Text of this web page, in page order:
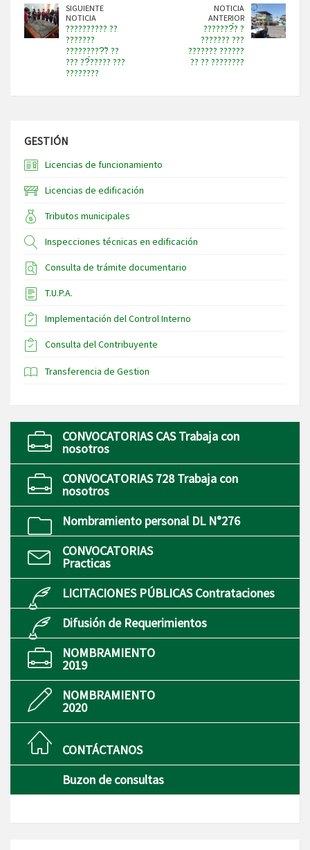
SIGUIENTE
NOTICIA
?????????? ??
???????
?????????̃? ??
??? ??́????? ???
????????
NOTICIA
ANTERIOR
???????́? ?
??????? ???
??????? ??????
?? ?? ????????
GESTIÓN
Licencias de funcionamiento
Licencias de edificación
Tributos municipales
Inspecciones técnicas en edificación
Consulta de trámite documentario
T.U.P.A.
Implementación del Control Interno
Consulta del Contribuyente
Transferencia de Gestion
CONVOCATORIAS CAS Trabaja con
nosotros
CONVOCATORIAS 728 Trabaja con
nosotros
Nombramiento personal DL N°276
CONVOCATORIAS
Practicas
LICITACIONES PÚBLICAS Contrataciones
Difusión de Requerimientos
NOMBRAMIENTO
2019
NOMBRAMIENTO
2020
CONTÁCTANOS
Buzon de consultas